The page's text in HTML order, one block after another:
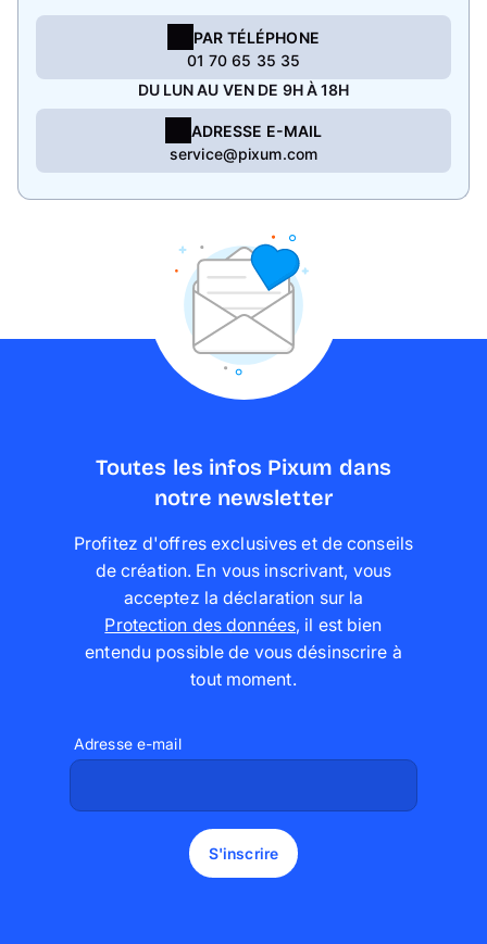
PAR TÉLÉPHONE
01 70 65 35 35
DU LUN AU VEN DE 9H À 18H
ADRESSE E-MAIL
service@pixum.com
Toutes les infos Pixum dans
notre newsletter
Profitez d'offres exclusives et de conseils
de création. En vous inscrivant, vous
acceptez la déclaration sur la
Protection des données, il est bien
entendu possible de vous désinscrire à
tout moment.
Adresse e-mail
S'inscrire